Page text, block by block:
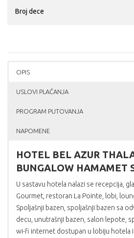
OPIS
USLOVI PLAĆANJA
PROGRAM PUTOVANJA
NAPOMENE
HOTEL BEL AZUR
BUNGALOW HAMAMET
U sastavu hotela nalazi se recepcija,
Gourmet, restoran La Pointe, lobi,
Spoljašnji bazen, spoljašnji bazen sa
decu, unutrašnji bazen, salon lepote,
wi-fi internet dostupan u lobiju hotela i